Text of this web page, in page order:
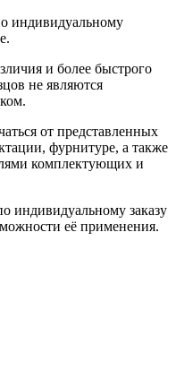
индивидуальному
и более быстрого
не являются
от представленных
фурнитуре, а также
комплектующих и
индивидуальному заказу
её применения.